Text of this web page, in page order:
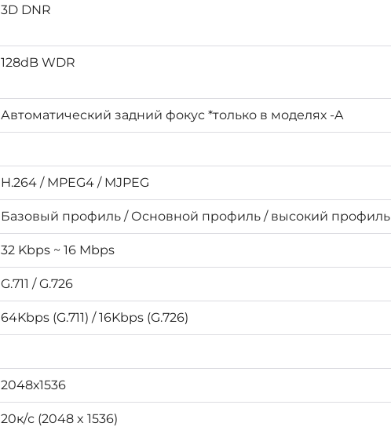
3D DNR
128dB WDR
Автоматический задний фокус *только в моделях -A
H.264 / MPEG4 / MJPEG
Базовый профиль / Основной профиль / высокий профиль
32 Kbps ~ 16 Mbps
G.711 / G.726
64Kbps (G.711) / 16Kbps (G.726)
2048х1536
20к/с (2048 x 1536)